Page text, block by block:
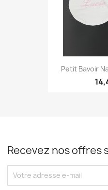
Petit Bavoir
Recevez nos offres